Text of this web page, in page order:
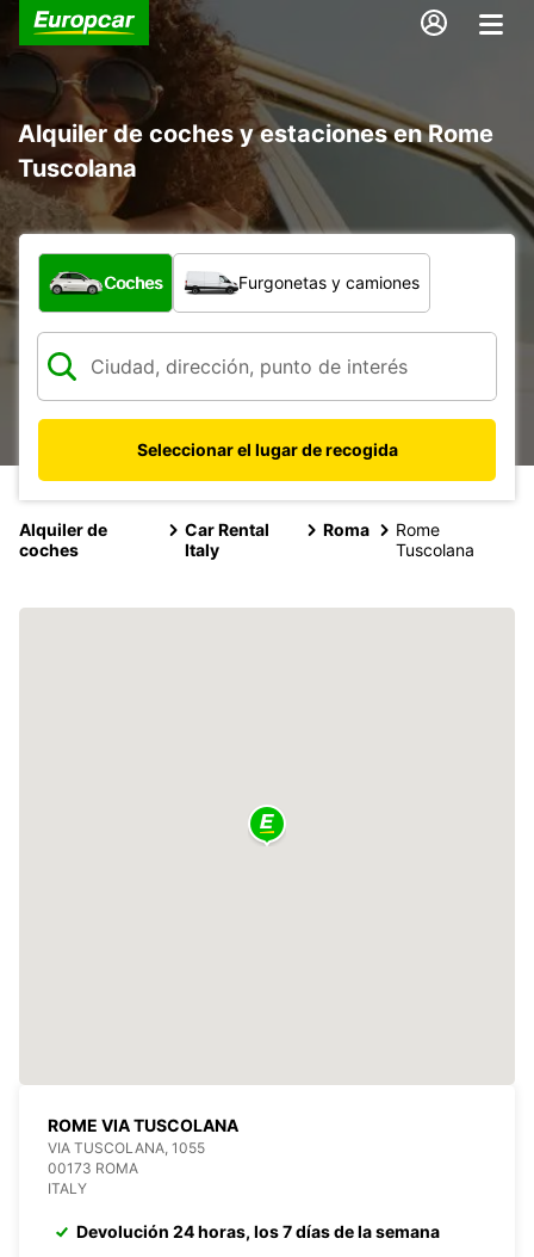
Alquiler de coches y estaciones en Rome
Tuscolana
¿Qué tipo de vehículo?
Coches Furgonetas y camiones
Seleccionar el lugar de recogida
Alquiler de
coches
Car Rental
Italy
Roma
Rome
Tuscolana
ROME VIA TUSCOLANA
VIA TUSCOLANA, 1055
00173 ROMA
ITALY
Devolución 24 horas, los 7 días de la semana